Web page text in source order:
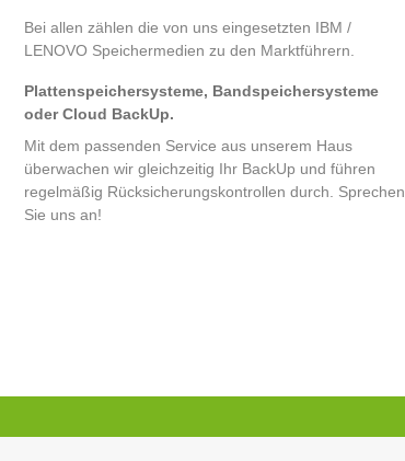
Bei allen zählen die von uns eingesetzten IBM /
LENOVO Speichermedien zu den Marktführern.
Plattenspeichersysteme, Bandspeichersysteme
oder Cloud BackUp.
Mit dem passenden Service aus unserem Haus
überwachen wir gleichzeitig Ihr BackUp und führen
regelmäßig Rücksicherungskontrollen durch. Sprechen
Sie uns an!